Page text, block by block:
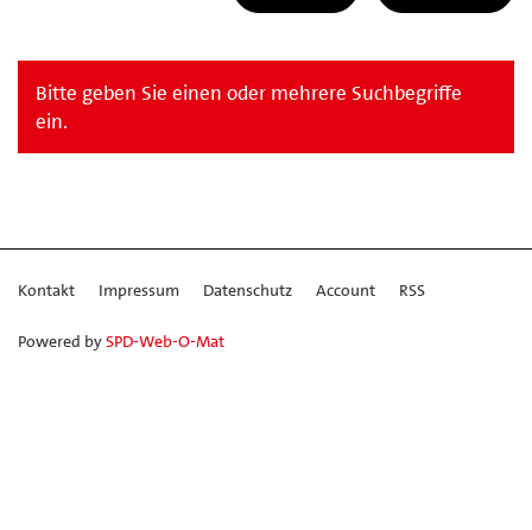
Bitte geben Sie einen oder mehrere Suchbegriffe
ein.
Kontakt Impressum Datenschutz Account RSS
Powered bySPD-Web-O-Mat